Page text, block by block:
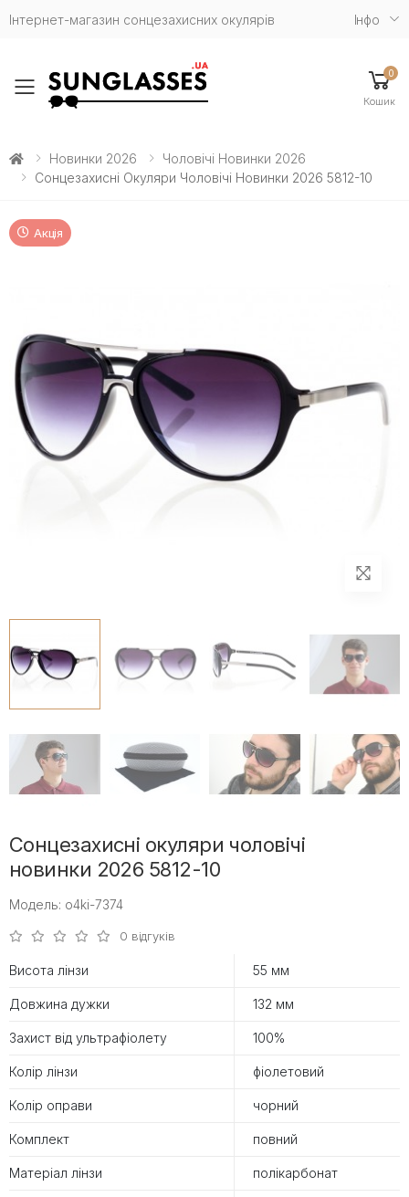
Інтернет-магазин сонцезахисних окулярів Iнфо
Toggle mobile menu
0
Кошик
Новинки 2026
Чоловічі Новинки 2026
Сонцезахисні Окуляри Чоловічі Новинки 2026 5812-10
Акція
Сонцезахисні окуляри чоловічі
новинки 2026 5812-10
Модель: o4ki-7374
0 відгуків
Висота лінзи 55 мм
Довжина дужки 132 мм
Захист від ультрафіолету 100%
Колір лінзи фіолетовий
Колір оправи чорний
Комплект повний
Матеріал лінзи полікарбонат